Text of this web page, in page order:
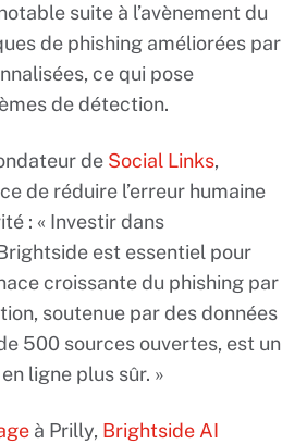
suite à l’avènement du
de phishing améliorées par
ce qui pose
de détection.
de Social Links,
de réduire l’erreur humaine
: « Investir dans
est essentiel pour
croissante du phishing par
soutenue par des données
500 sources ouvertes, est un
ligne plus sûr. »
à Prilly, Brightside AI